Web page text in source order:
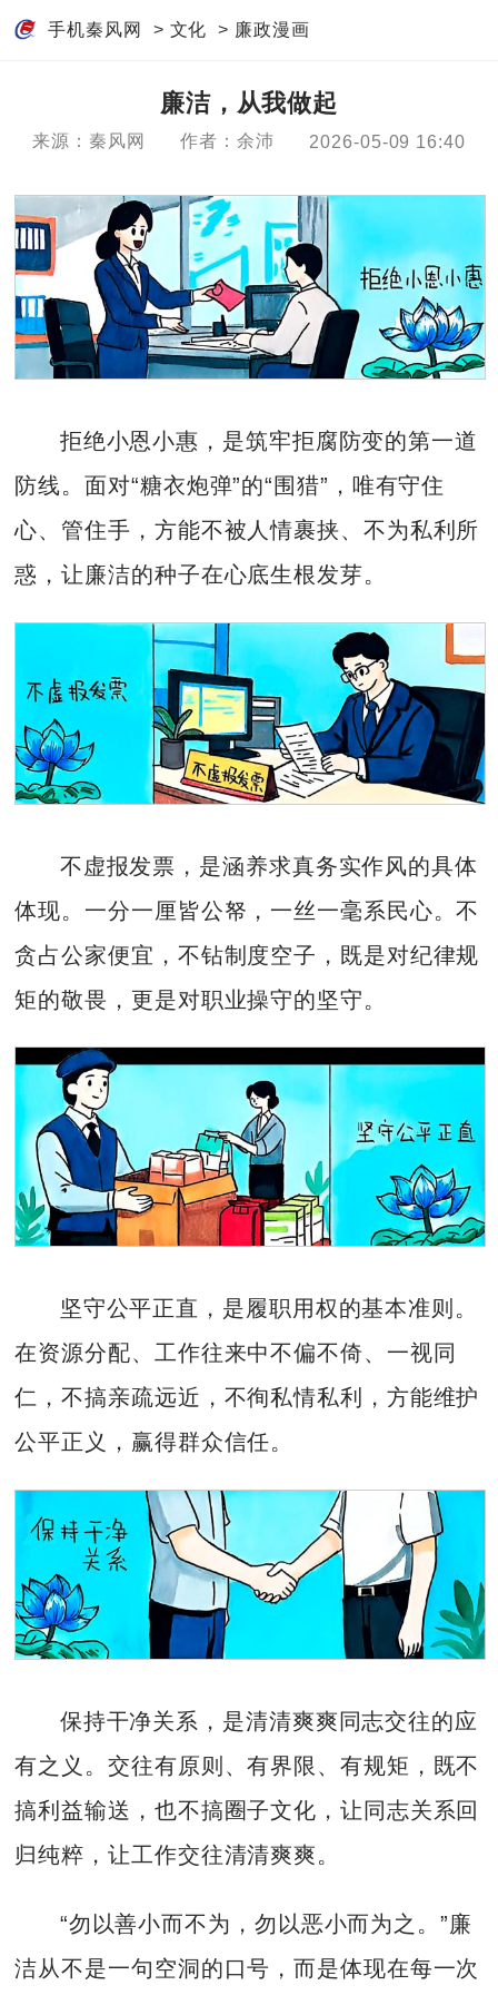
手机秦风网 > 文化 > 廉政漫画
廉洁，从我做起
来源：秦风网 作者：余沛 2026-05-09 16:40
拒绝小恩小惠，是筑牢拒腐防变的第一道
防线。面对“糖衣炮弹”的“围猎”，唯有守住
心、管住手，方能不被人情裹挟、不为私利所
惑，让廉洁的种子在心底生根发芽。
不虚报发票，是涵养求真务实作风的具体
体现。一分一厘皆公帑，一丝一毫系民心。不
贪占公家便宜，不钻制度空子，既是对纪律规
矩的敬畏，更是对职业操守的坚守。
坚守公平正直，是履职用权的基本准则。
在资源分配、工作往来中不偏不倚、一视同
仁，不搞亲疏远近，不徇私情私利，方能维护
公平正义，赢得群众信任。
保持干净关系，是清清爽爽同志交往的应
有之义。交往有原则、有界限、有规矩，既不
搞利益输送，也不搞圈子文化，让同志关系回
归纯粹，让工作交往清清爽爽。
“勿以善小而不为，勿以恶小而为之。”廉
洁从不是一句空洞的口号，而是体现在每一次